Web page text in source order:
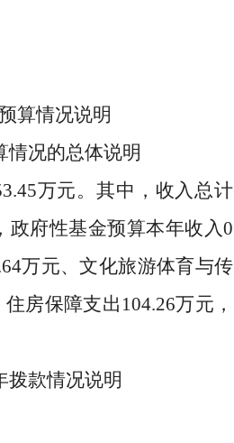
算情况说明
情况的总体说明
万元。其中，收入总计
政府性基金预算本年收入0
万元、文化旅游体育与传
住房保障支出 104.26万元，
拨款情况说明